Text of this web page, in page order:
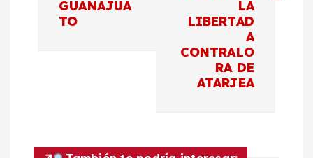
GUANAJUA
TO
LA
LIBERTAD
A
CONTRALO
RA DE
ATARJEA